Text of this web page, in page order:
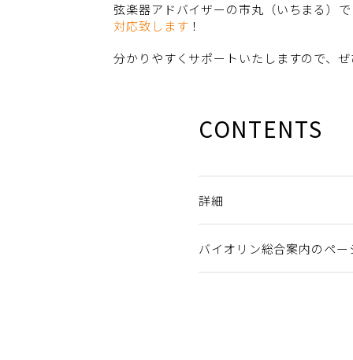
弦楽器アドバイザーの市丸（いちまる）
対応致します ！
分かりやすくサポートいたしますので、
CONTENTS
詳細
バイオリン総合案内のペ